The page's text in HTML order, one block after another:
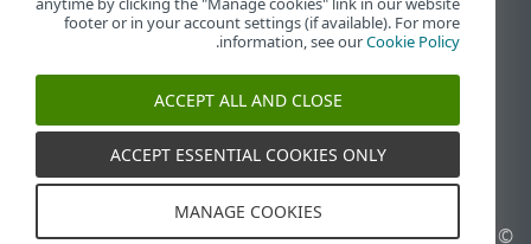
عرض موقع سطح المكتب
End of Life
قاعدة معارف ESET
ESET Status Portal
الدعم الإقليمي
© 1992 - 2026 ESET, spol. s إدارة ملفات تعريف الارتباط
footer or in your account settings (if available). For more
information, see ourCookie Policy
.
ACCEPT ALL AND CLOSE
ACCEPT ESSENTIAL COOKIES ONLY
MANAGE COOKIES